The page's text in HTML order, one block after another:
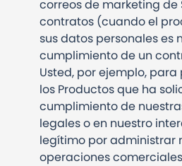
correos de marketing de
contratos (cuando el
sus datos personales es
cumplimiento de un
Usted, por ejemplo,
los Productos que ha
cumplimiento de
legales o en nuestro
legítimo por administrar
operaciones